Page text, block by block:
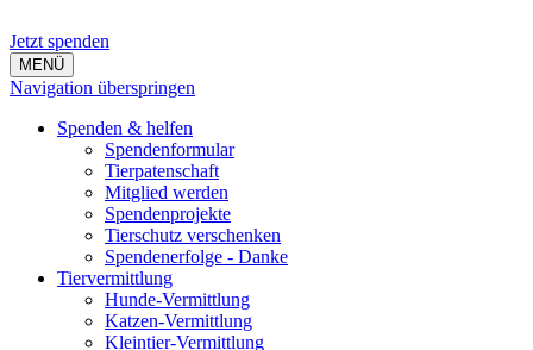
Jetzt spenden
MENÜ
Navigation überspringen
Spenden & helfen
Spendenformular
Tierpatenschaft
Mitglied werden
Spendenprojekte
Tierschutz verschenken
Spendenerfolge - Danke
Tiervermittlung
Hunde-Vermittlung
Katzen-Vermittlung
Kleintier-Vermittlung